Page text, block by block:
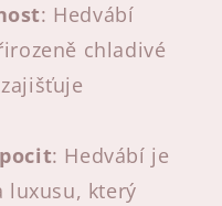
: Hedvábí
chladivé
: Hedvábí je
luxusu, který